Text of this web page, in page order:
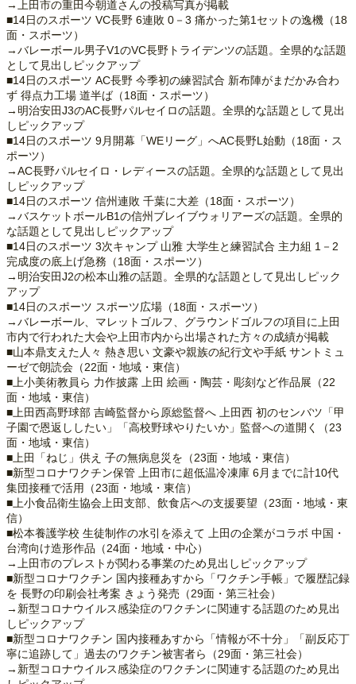
→上田市の重田今朝道さんの投稿写真が掲載
■14日のスポーツ VC長野 6連敗 0－3 痛かった第1セットの逸機（18
面・スポーツ）
→バレーボール男子V1のVC長野トライデンツの話題。全県的な話題
として見出しピックアップ
■14日のスポーツ AC長野 今季初の練習試合 新布陣がまだかみ合わ
ず 得点力工場 道半ば（18面・スポーツ）
→明治安田J3のAC長野パルセイロの話題。全県的な話題として見出
しピックアップ
■14日のスポーツ 9月開幕「WEリーグ」へAC長野L始動（18面・ス
ポーツ）
→AC長野パルセイロ・レディースの話題。全県的な話題として見出
しピックアップ
■14日のスポーツ 信州連敗 千葉に大差（18面・スポーツ）
→バスケットボールB1の信州ブレイブウォリアーズの話題。全県的
な話題として見出しピックアップ
■14日のスポーツ 3次キャンプ 山雅 大学生と練習試合 主力組 1－2
完成度の底上げ急務（18面・スポーツ）
→明治安田J2の松本山雅の話題。全県的な話題として見出しピック
アップ
■14日のスポーツ スポーツ広場（18面・スポーツ）
→バレーボール、マレットゴルフ、グラウンドゴルフの項目に上田
市内で行われた大会や上田市内から出場された方々の成績が掲載
■山本鼎支えた人々 熱き思い 文豪や親族の紀行文や手紙 サントミュ
ーゼで朗読会（22面・地域・東信）
■上小美術教員ら 力作披露 上田 絵画・陶芸・彫刻など作品展（22
面・地域・東信）
■上田西高野球部 吉崎監督から原総監督へ 上田西 初のセンバツ「甲
子園で恩返ししたい」「高校野球やりたいか」監督への道開く（23
面・地域・東信）
■上田「ねじ」供え 子の無病息災を（23面・地域・東信）
■新型コロナワクチン保管 上田市に超低温冷凍庫 6月までに計10代
集団接種で活用（23面・地域・東信）
■上小食品衛生協会上田支部、飲食店への支援要望（23面・地域・東
信）
■松本養護学校 生徒制作の水引を添えて 上田の企業がコラボ 中国・
台湾向け造形作品（24面・地域・中心）
→上田市のプレストが関わる事業のため見出しピックアップ
■新型コロナワクチン 国内接種あすから「ワクチン手帳」で履歴記録
を 長野の印刷会社考案 きょう発売（29面・第三社会）
→新型コロナウイルス感染症のワクチンに関連する話題のため見出
しピックアップ
■新型コロナワクチン 国内接種あすから「情報が不十分」「副反応丁
寧に追跡して」過去のワクチン被害者ら（29面・第三社会）
→新型コロナウイルス感染症のワクチンに関連する話題のため見出